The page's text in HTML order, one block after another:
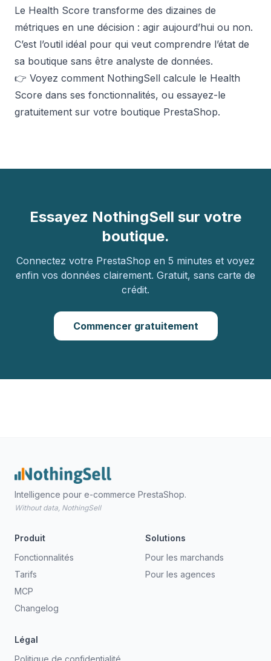
Le Health Score transforme des dizaines de
métriques en une décision : agir aujourd’hui ou non.
C’est l’outil idéal pour qui veut comprendre l’état de
sa boutique sans être analyste de données.
👉 Voyez comment NothingSell calcule le Health
Score dans ses fonctionnalités, ou essayez-le
gratuitement sur votre boutique PrestaShop.
Essayez NothingSell sur votre
boutique.
Connectez votre PrestaShop en 5 minutes et voyez
enfin vos données clairement. Gratuit, sans carte de
crédit.
Commencer gratuitement
Intelligence pour e-commerce PrestaShop.
Without data, NothingSell
Produit
Fonctionnalités
Tarifs
MCP
Changelog
Solutions
Pour les marchands
Pour les agences
Légal
Politique de confidentialité